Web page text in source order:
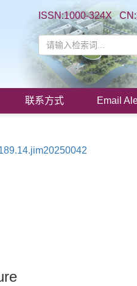
ISSN:1000-324X
联系方式 Email